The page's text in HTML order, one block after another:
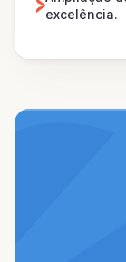
excelência.